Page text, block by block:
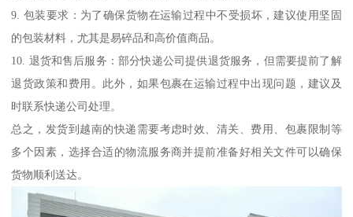
9. 包装要求：为了确保货物在运输过程中不受损坏，建议使用坚固
的包装材料，尤其是易碎品和高价值商品。
10. 退货和售后服务：部分快递公司提供退货服务，但需要提前了解
退货政策和费用。此外，如果包裹在运输过程中出现问题，建议及
时联系快递公司处理。
总之，发货到越南的快递需要考虑时效、清关、费用、包裹限制等
多个因素，选择合适的物流服务商并提前准备好相关文件可以确保
货物顺利送达。